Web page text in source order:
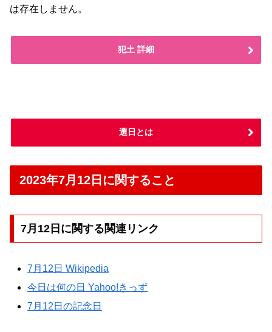
は存在しません。
犯土 詳細
選日とは
2023年7月12日に関すること
7月12日に関する関連リンク
7月12日 Wikipedia
今日は何の日 Yahoo!きっず
7月12日の記念日